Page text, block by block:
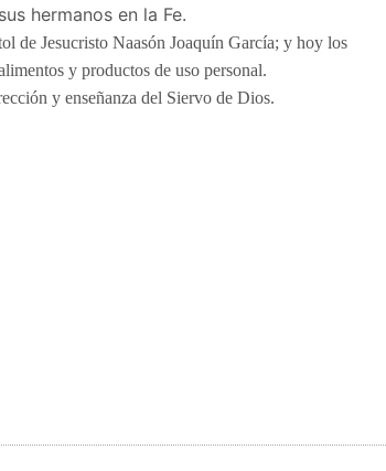
hermanos en la Fe.
de Jesucristo Naasón Joaquín García; y hoy los
y productos de uso personal.
y enseñanza del Siervo de Dios.